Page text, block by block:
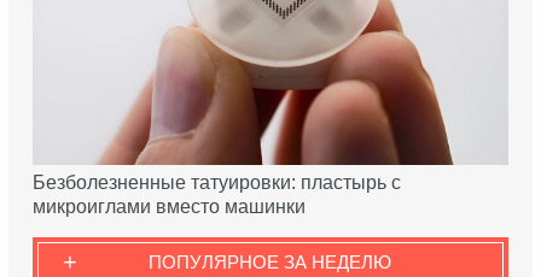
Безболезненные татуировки: пластырь с
микроиглами вместо машинки
ПОПУЛЯРНОЕ ЗА НЕДЕЛЮ
+